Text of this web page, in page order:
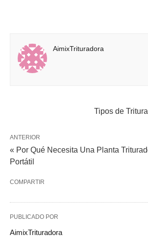
AimixTrituradora
Tipos de
ANTERIOR
« Por Qué Necesita Una Planta
Portátil
COMPARTIR
PUBLICADO POR
AimixTrituradora